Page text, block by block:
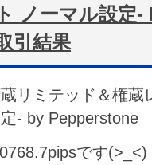
ト ノーマル設
引結果
リミテッド＆権蔵
- by Pepperstone
です